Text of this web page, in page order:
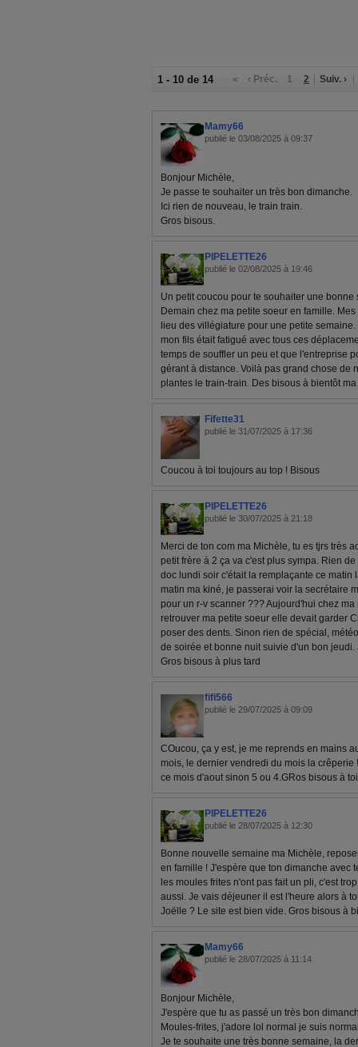
1 - 10 de 14 « ‹ Préc. 1 2 Suiv. ›
Mamy66
publié le 03/08/2025 à 09:37
Bonjour Michèle,
Je passe te souhaiter un très bon dimanche.
Ici rien de nouveau, le train train.
Gros bisous.
PIPELETTE26
publié le 02/08/2025 à 19:46
Un petit coucou pour te souhaiter une
Demain chez ma petite soeur en famille.
lieu des villégiature pour une petite
mon fils était fatigué avec tous ces
temps de souffler un peu et que l'entreprise
gérant à distance. Voilà pas grand chose de
plantes le train-train. Des bisous à bientôt
Fifette31
publié le 31/07/2025 à 17:36
Coucou à toi toujours au top ! Bisous
PIPELETTE26
publié le 30/07/2025 à 21:18
Merci de ton com ma Michèle, tu es tjrs très
petit frère à 2 ça va c'est plus sympa. Rien
doc lundi soir c'était la remplaçante ce matin
matin ma kiné, je passerai voir la secrétaire
pour un r-v scanner ??? Aujourd'hui chez
retrouver ma petite soeur elle devait garder
poser des dents. Sinon rien de spécial,
de soirée et bonne nuit suivie d'un bon
Gros bisous à plus tard
fifi566
publié le 29/07/2025 à 09:09
COucou, ça y est, je me reprends en mains
mois, le dernier vendredi du mois la
ce mois d'aout sinon 5 ou 4.GRos bisous à
PIPELETTE26
publié le 28/07/2025 à 12:30
Bonne nouvelle semaine ma Michèle,
en famille ! J'espère que ton dimanche avec
les moules frites n'ont pas fait un pli, c'est
aussi. Je vais déjeuner il est l'heure alors à
Joëlle ? Le site est bien vide. Gros bisous à
Mamy66
publié le 28/07/2025 à 11:14
Bonjour Michèle,
J'espère que tu as passé un très bon
Moules-frites, j'adore lol normal je suis
Je te souhaite une très bonne semaine, la